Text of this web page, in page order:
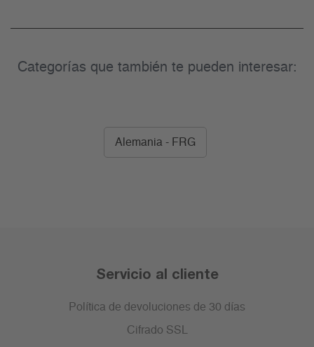
Categorías que también te pueden interesar:
Alemania - FRG
Servicio al cliente
Política de devoluciones de 30 días
Cifrado SSL